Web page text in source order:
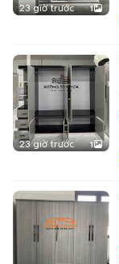
23 giờ trước 1
23 giờ trước 1